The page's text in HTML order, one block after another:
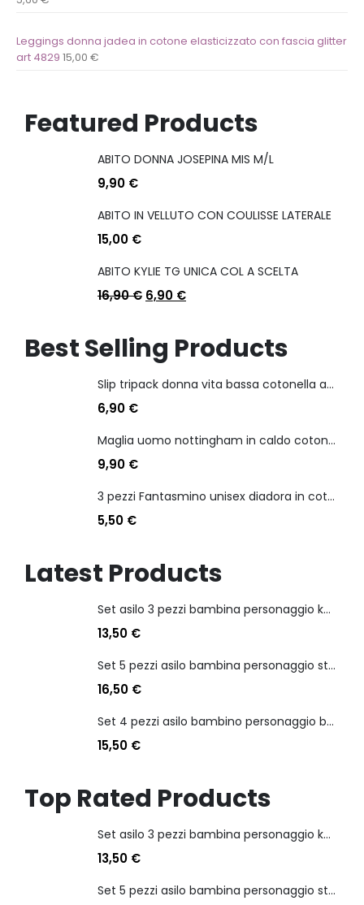
Leggings donna jadea in cotone elasticizzato con fascia glitter
art 4829 15,00 €
Featured Products
ABITO DONNA JOSEPINA MIS M/L
9,90 €
ABITO IN VELLUTO CON COULISSE LATERALE
15,00 €
ABITO KYLIE TG UNICA COL A SCELTA
16,90€ 6,90 €
Best Selling Products
Slip tripack donna vita bassa cotonella art 3165 in cotone elasticizzato
6,90 €
Maglia uomo nottingham in caldo cotone scollo a v manica lunga
9,90 €
3 pezzi Fantasmino unisex diadora in cotone mercerizzato tg dalla 35 alla 46
5,50 €
Latest Products
Set asilo 3 pezzi bambina personaggio kuromi
13,50 €
Set 5 pezzi asilo bambina personaggio stitch angel
16,50 €
Set 4 pezzi asilo bambino personaggio batman
15,50 €
Top Rated Products
Set asilo 3 pezzi bambina personaggio kuromi
13,50 €
Set 5 pezzi asilo bambina personaggio stitch angel